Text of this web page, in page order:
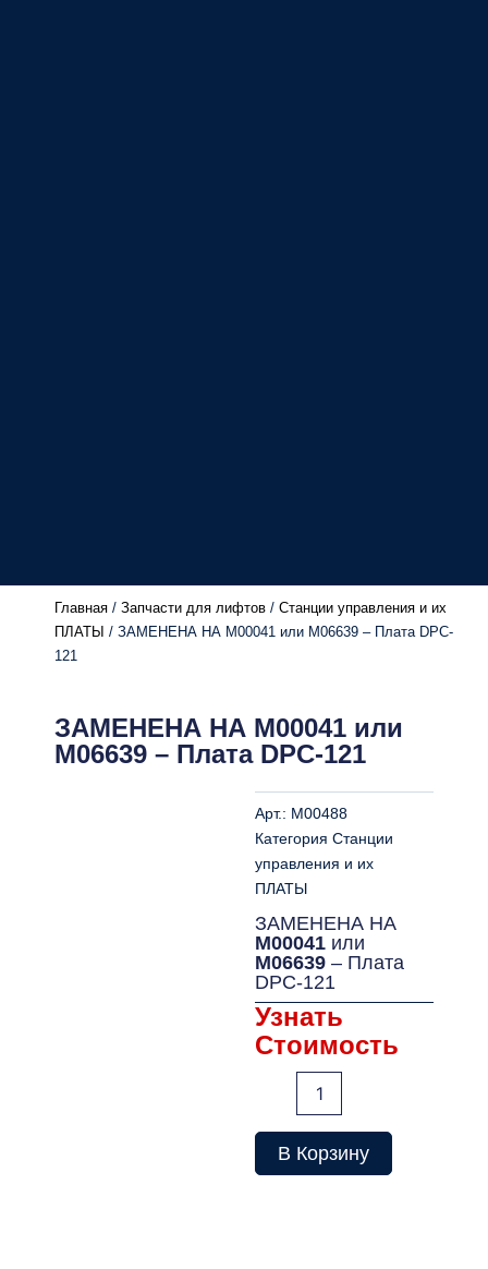
Главная / Запчасти для лифтов / Станции управления и их
ПЛАТЫ / ЗАМЕНЕНА НА M00041 или M06639 – Плата DPC-
121
ЗАМЕНЕНА НА M00041 или
M06639 – Плата DPC-121
Арт.: M00488
Категория Станции
управления и их
ПЛАТЫ
ЗАМЕНЕНА НА
M00041 или
M06639 – Плата
DPC-121
Узнать
Стоимость
M00041
В Корзину